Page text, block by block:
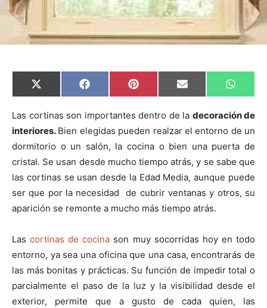
C
o
p
r
i
r
e
n
X
(
w
t
t
e
r
)
C
o
p
r
i
r
e
n
F
a
e
o
o
k
C
o
p
r
i
r
e
n
P
i
t
r
e
s
t
C
o
p
r
i
r
e
n
E
m
i
C
o
p
r
i
r
e
n
W
h
t
A
p
p
Las cortinas son importantes dentro de la decoración de
interiores. Bien elegidas pueden realzar el entorno de un
dormitorio o un salón, la cocina o bien una puerta de
cristal. Se usan desde mucho tiempo atrás, y se sabe que
las cortinas se usan desde la Edad Media, aunque puede
ser que por la necesidad de cubrir ventanas y otros, su
aparición se remonte a mucho más tiempo atrás.
Lascortinas de cocina son muy socorridas hoy en todo
entorno, ya sea una oficina que una casa, encontrarás de
las más bonitas y prácticas. Su función de impedir total o
parcialmente el paso de la luz y la visibilidad desde el
exterior, permite que a gusto de cada quien, las